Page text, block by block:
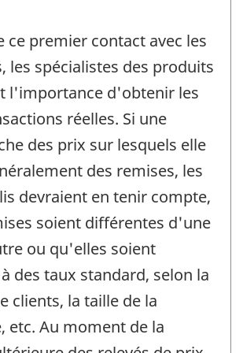
ce premier contact avec les
les spécialistes des produits
l'importance d'obtenir les
réelles. Si une
des prix sur lesquels elle
des remises, les
devraient en tenir compte,
soient différentes d'une
ou qu'elles soient
des taux standard, selon la
clients, la taille de la
etc. Au moment de la